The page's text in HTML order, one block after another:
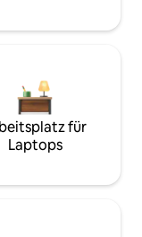
für
Laptops